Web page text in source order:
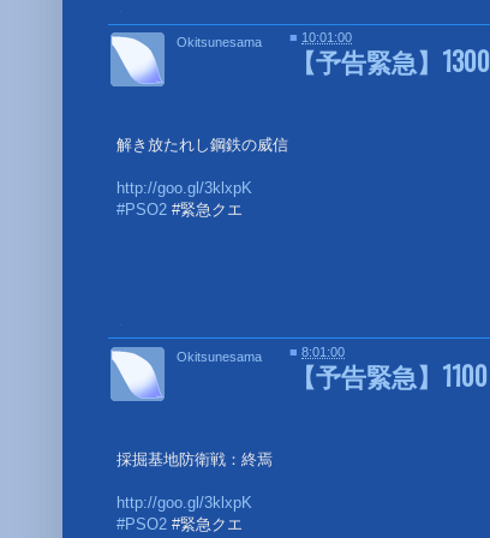
【予告緊急】1300
解き放たれし鋼鉄の威信
http://goo.gl/3klxpK
#PSO2 #緊急クエ
Okitsunesama ■ 10:01:00
【予告緊急】1100
採掘基地防衛戦：終焉
http://goo.gl/3klxpK
#PSO2 #緊急クエ
Okitsunesama ■8:01:00